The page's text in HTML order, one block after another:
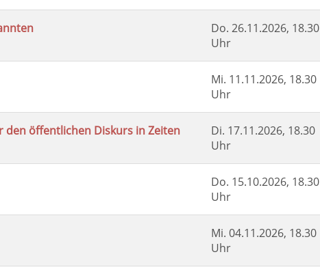
Do. 26.11.2026, 18.30
Uhr
Mi. 11.11.2026, 18.30
Uhr
den öffentlichen Diskurs in Zeiten
Di. 17.11.2026, 18.30
Uhr
Do. 15.10.2026, 18.30
Uhr
Mi. 04.11.2026, 18.30
Uhr